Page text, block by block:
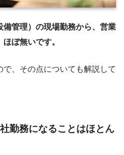
管理）の現場勤務から、営業
ぼ無いです。
で、その点についても解説して
勤務になることはほとん